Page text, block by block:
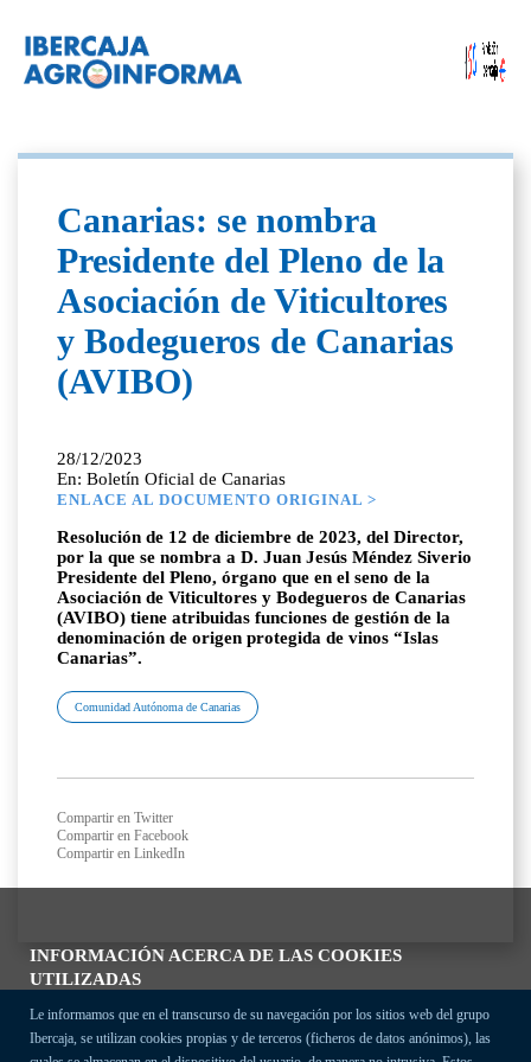
INFORMACIÓN ACERCA DE LAS COOKIES
UTILIZADAS
Le informamos que en el transcurso de su navegación por los sitios web del grupo
Ibercaja, se utilizan cookies propias y de terceros (ficheros de datos anónimos), las
Canarias: se nombra
Presidente del Pleno de la
Asociación de Viticultores
y Bodegueros de Canarias
(AVIBO)
28/12/2023
En: Boletín Oficial de Canarias
ENLACE AL DOCUMENTO ORIGINAL >
Resolución de 12 de diciembre de 2023, del Director,
por la que se nombra a D. Juan Jesús Méndez Siverio
Presidente del Pleno, órgano que en el seno de la
Asociación de Viticultores y Bodegueros de Canarias
(AVIBO) tiene atribuidas funciones de gestión de la
denominación de origen protegida de vinos “Islas
Canarias”.
Comunidad Autónoma de Canarias
Compartir en Twitter
Compartir en Facebook
Compartir en LinkedIn